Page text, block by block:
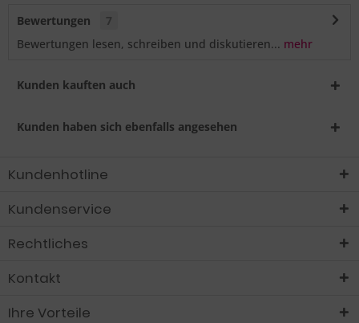
Bewertungen
7
Bewertungen lesen, schreiben und diskutieren... mehr
Kunden kauften auch
Kunden haben sich ebenfalls angesehen
Kundenhotline
Kundenservice
Rechtliches
Kontakt
Ihre Vorteile